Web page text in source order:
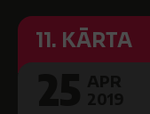
11. KĀRTA